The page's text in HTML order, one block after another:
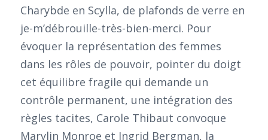
Charybde en Scylla, de plafonds de verre en
je-m’débrouille-très-bien-merci. Pour
évoquer la représentation des femmes
dans les rôles de pouvoir, pointer du doigt
cet équilibre fragile qui demande un
contrôle permanent, une intégration des
règles tacites, Carole Thibaut convoque
Marylin Monroe et Ingrid Bergman, la